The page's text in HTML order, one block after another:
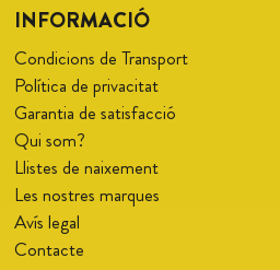
INFORMACIÓ
Condicions de Transport
Política de privacitat
Garantia de satisfacció
Qui som?
Llistes de naixement
Les nostres marques
Avís legal
Contacte